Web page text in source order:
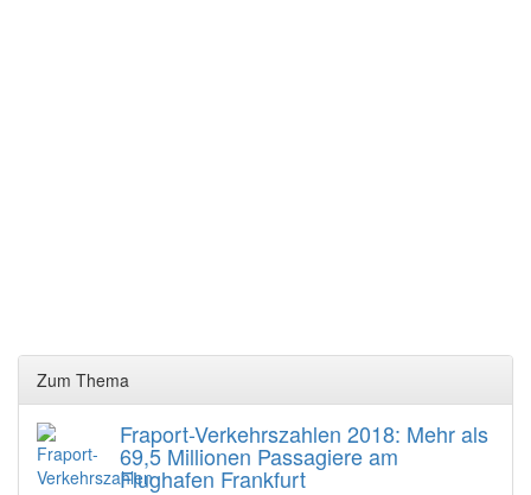
Zum Thema
Fraport-Verkehrszahlen 2018: Mehr als
69,5 Millionen Passagiere am
Flughafen Frankfurt